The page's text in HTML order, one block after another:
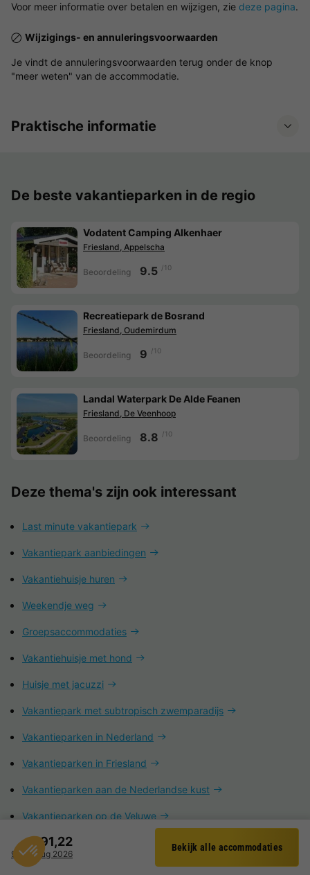
Filter
€ 91,22
9 - 10 aug 2026
Bekijk alle accommodaties
Voor meer informatie over betalen en wijzigen, zie deze pagina.
Wijzigings- en annuleringsvoorwaarden
Je vindt de annuleringsvoorwaarden terug onder de knop
"meer weten" van de accommodatie.
Praktische informatie
De beste vakantieparken in de regio
Vodatent Camping Alkenhaer
Friesland, Appelscha
Beoordeling 9.5 /10
Recreatiepark de Bosrand
Friesland, Oudemirdum
Beoordeling 9 /10
Landal Waterpark De Alde Feanen
Friesland, De Veenhoop
Beoordeling 8.8 /10
Deze thema's zijn ook interessant
Last minute vakantiepark
Vakantiepark aanbiedingen
Vakantiehuisje huren
Weekendje weg
Groepsaccommodaties
Vakantiehuisje met hond
Huisje met jacuzzi
Vakantiepark met subtropisch zwemparadijs
Vakantieparken in Nederland
Vakantieparken in Friesland
Vakantieparken aan de Nederlandse kust
Vakantieparken op de Veluwe
Vakantieparken in de Belgische Ardennen
Goedkope vakantieparken in Nederland